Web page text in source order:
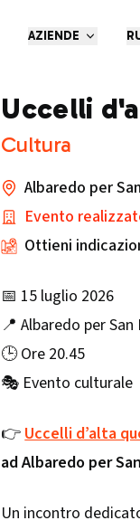
AZIENDE
Uccelli
Cultura
Albaredo per
Evento
Ottieni
📅 15 luglio 2026
📍 Albaredo per
🕒 Ore 20.45
🎭 Evento culturale
👉Uccelli d’alta
ad Albaredo per
Un incontro